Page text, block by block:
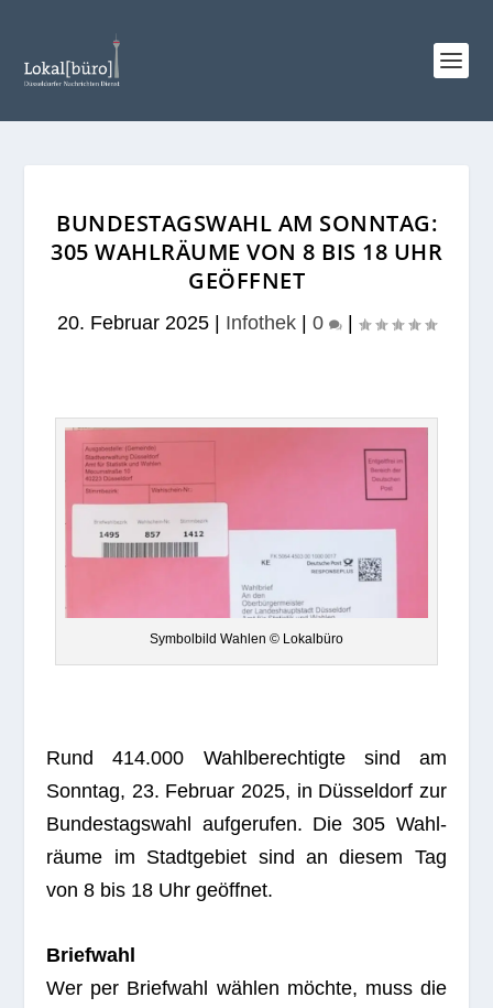
BUNDESTAGSWAHL AM SONNTAG:
305 WAHLRÄUME VON 8 BIS 18 UHR
GEÖFFNET
20. Februar 2025 Infothek 0
Sym­bol­bild Wah­len © Lokalbüro
Rund 414.000 Wahl­be­rech­tigte sind am
Sonn­tag, 23. Februar 2025, in Düs­sel­dorf zur
Bun­des­tags­wahl auf­ge­ru­fen. Die 305 Wahl­
räume im Stadt­ge­biet sind an die­sem Tag
von 8 bis 18 Uhr geöffnet.
Brief­wahl
Wer per Brief­wahl wäh­len möchte, muss die